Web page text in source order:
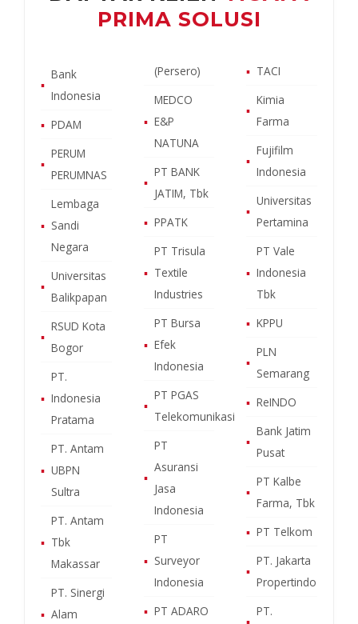
PRIMA SOLUSI
▪
Bank
Indonesia
▪ PDAM
▪
PERUM
PERUMNAS
▪
Lembaga
Sandi
Negara
▪
Universitas
Balikpapan
▪
RSUD Kota
Bogor
▪
PT.
Indonesia
Pratama
▪
PT. Antam
UBPN
Sultra
▪
PT. Antam
Tbk
Makassar
▪
PT. Sinergi
Alam
(Persero)
▪
MEDCO
E&P
NATUNA
▪
PT BANK
JATIM, Tbk
▪ PPATK
▪
PT Trisula
Textile
Industries
▪
PT Bursa
Efek
Indonesia
▪
PT PGAS
Telekomunikasi
▪
PT
Asuransi
Jasa
Indonesia
▪
PT
Surveyor
Indonesia
▪ PT ADARO
▪ TACI
▪
Kimia
Farma
▪
Fujifilm
Indonesia
▪
Universitas
Pertamina
▪
PT Vale
Indonesia
Tbk
▪ KPPU
▪
PLN
Semarang
▪ ReINDO
▪
Bank Jatim
Pusat
▪
PT Kalbe
Farma, Tbk
▪ PT Telkom
▪
PT. Jakarta
Propertindo
PT.